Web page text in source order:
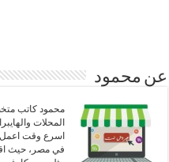
عن محمود
محمود كاتب
المحلات
اسرع وقت اعمل
في مصر، حيث